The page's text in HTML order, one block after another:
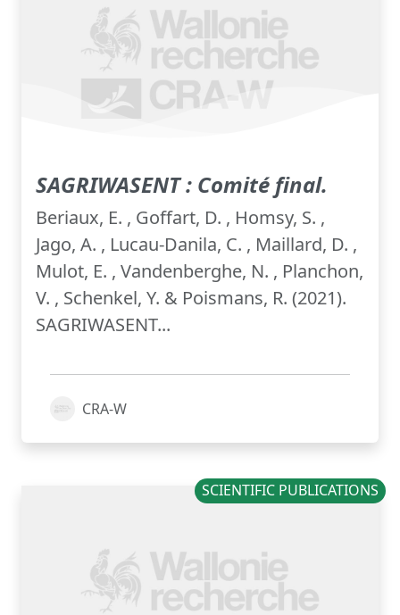
SAGRIWASENT : Comité final.
Beriaux, E. , Goffart, D. , Homsy, S. ,
Jago, A. , Lucau-Danila, C. , Maillard, D. ,
Mulot, E. , Vandenberghe, N. , Planchon,
V. , Schenkel, Y. & Poismans, R. (2021).
SAGRIWASENT...
CRA-W
SCIENTIFIC PUBLICATIONS